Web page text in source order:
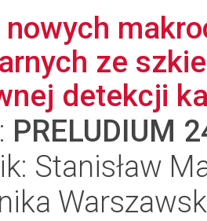
nowych
ze
detekcji
PRELUDIUM
Stanisław